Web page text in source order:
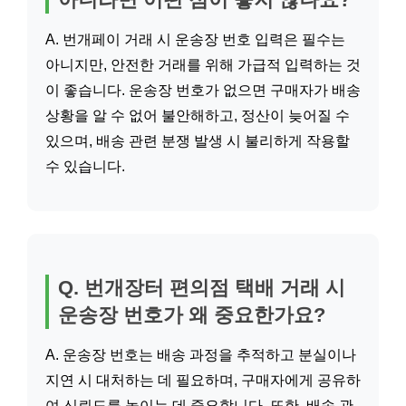
A. 번개페이 거래 시 운송장 번호 입력은 필수는
아니지만, 안전한 거래를 위해 가급적 입력하는 것
이 좋습니다. 운송장 번호가 없으면 구매자가 배송
상황을 알 수 없어 불안해하고, 정산이 늦어질 수
있으며, 배송 관련 분쟁 발생 시 불리하게 작용할
수 있습니다.
Q. 번개장터 편의점 택배 거래 시
운송장 번호가 왜 중요한가요?
A. 운송장 번호는 배송 과정을 추적하고 분실이나
지연 시 대처하는 데 필요하며, 구매자에게 공유하